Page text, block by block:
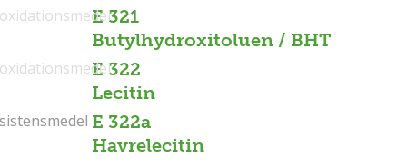
E 321
Butylhydroxitoluen / BHT
E 322
Lecitin
E 322a
Havrelecitin